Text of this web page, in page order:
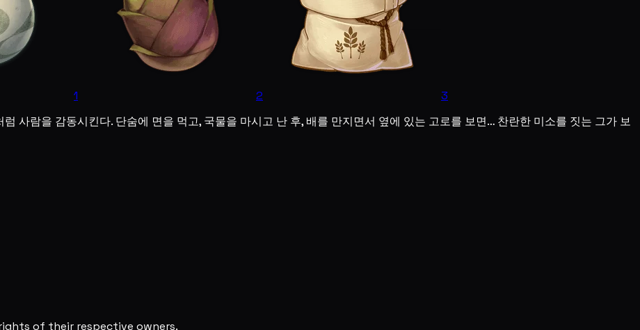
1 2
3
사람을 감동시킨다. 단숨에 면을 먹고, 국물을 마시고 난 후, 배를 만지면서 옆에 있는 고로를 보면… 찬란한 미소를 짓는 그가 보
of their respective owners.